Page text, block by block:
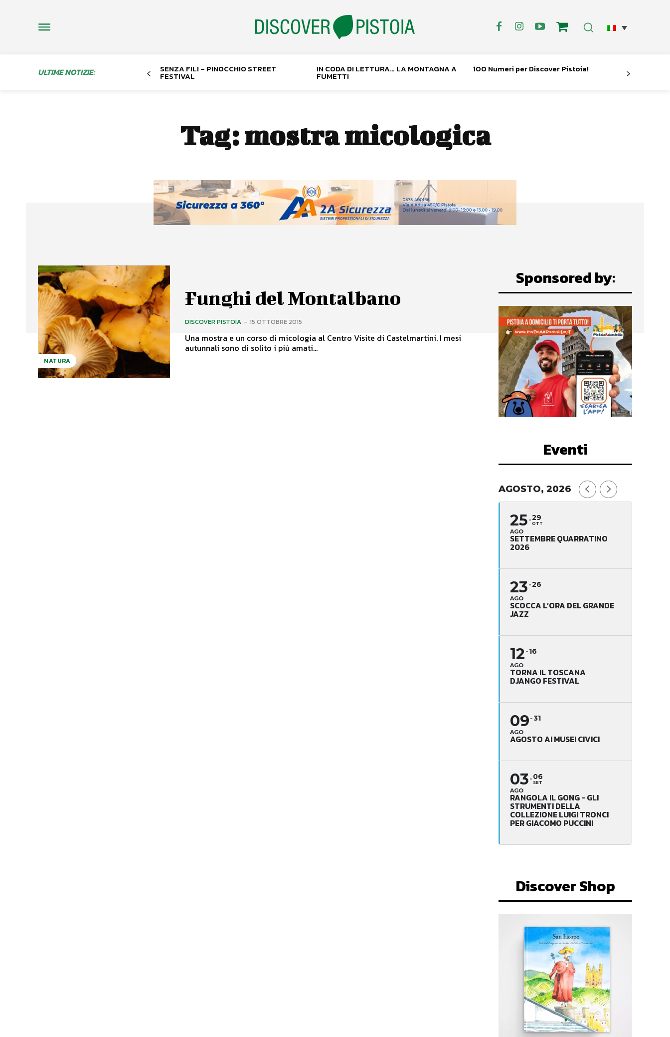
ULTIME NOTIZIE: SENZA FILI – PINOCCHIO STREET
FESTIVAL
IN CODA DI LETTURA… LA MONTAGNA A
FUMETTI
100 Numeri per Discover Pistoia!
Tag:mostra micologica
NATURA
Funghi del Montalbano
DISCOVER PISTOIA - 15 OTTOBRE 2015
Una mostra e un corso di micologia al Centro Visite di Castelmartini. I mesi
autunnali sono di solito i più amati...
Sponsored by:
Eventi
AGOSTO, 2026
25
AGO
29
OTT
SETTEMBRE QUARRATINO
2026
23
AGO
26
SCOCCA L’ORA DEL GRANDE
JAZZ
12
AGO
16
TORNA IL TOSCANA
DJANGO FESTIVAL
09
AGO
31
AGOSTO AI MUSEI CIVICI
03
AGO
06
SET
RANGOLA IL GONG - GLI
STRUMENTI DELLA
COLLEZIONE LUIGI TRONCI
PER GIACOMO PUCCINI
Discover Shop